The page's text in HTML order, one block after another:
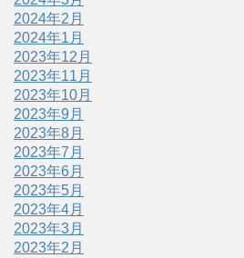
2024年2月
2024年1月
2023年12月
2023年11月
2023年10月
2023年9月
2023年8月
2023年7月
2023年6月
2023年5月
2023年4月
2023年3月
2023年2月